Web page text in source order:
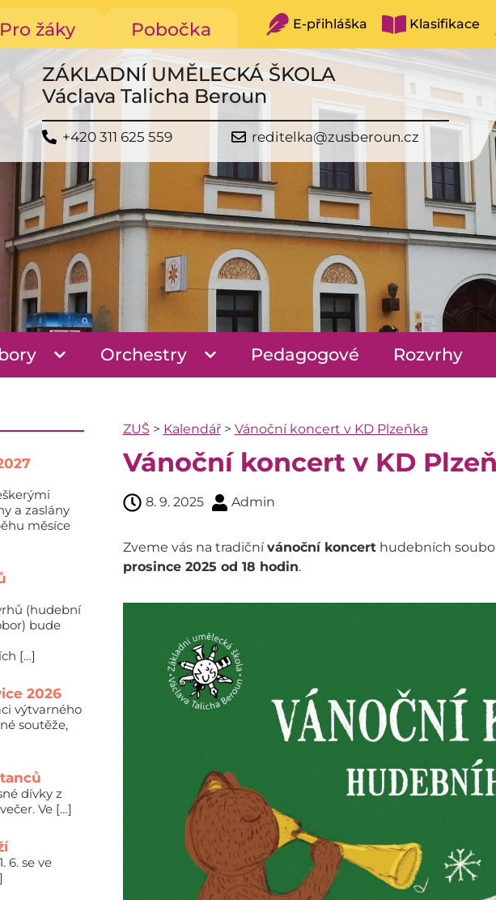
Pro žáky Pobočka E-přihláška Klasifikace
ZÁKLADNÍ UMĚLECKÁ ŠKOLA
Václava Talicha Beroun
+420 311 625 559 reditelka@zusberoun.cz
Orchestry Pedagogové Rozvrhy
a zaslány
měsíce
(hudební
bude
[…]
2026
výtvarného
soutěže,
dívky z
Ve […]
6. se ve
ZUŠ > Kalendář> Vánoční koncert v KD Plzeňka
Vánoční koncert v KD
8. 9. 2025 Admin
Zveme vás na tradičnívánoční koncerthudebních
prosince 2025 od 18 hodin.